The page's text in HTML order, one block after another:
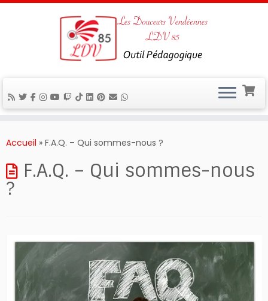
auAccueil » F.A.Q. – Qui sommes-nous ?
F.A.Q. – Qui sommes-nous
?